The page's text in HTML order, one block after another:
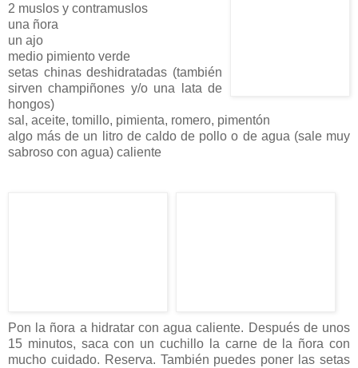
2 muslos y contramuslos
una ñora
un ajo
medio pimiento verde
setas chinas deshidratadas (también
sirven champiñones y/o una lata de
hongos)
sal, aceite, tomillo, pimienta, romero, pimentón
algo más de un litro de caldo de pollo o de agua (sale muy
sabroso con agua) caliente
Pon la ñora a hidratar con agua caliente. Después de unos
15 minutos, saca con un cuchillo la carne de la ñora con
mucho cuidado. Reserva. También puedes poner las setas